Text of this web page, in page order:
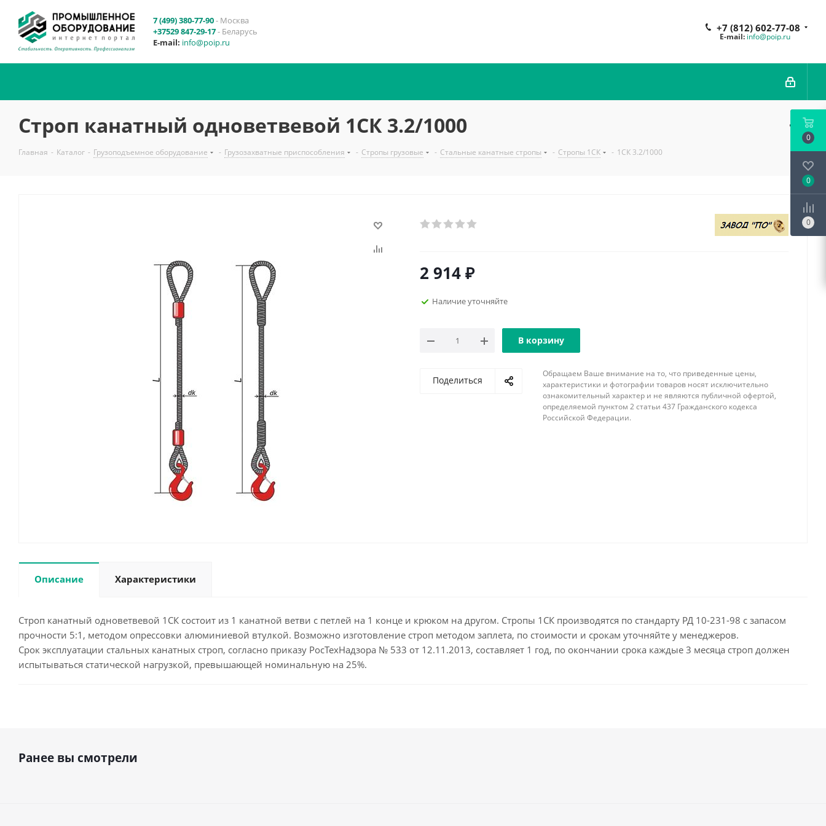
7 (499) 380-77-90- Москва
+37529 847-29-17- Беларусь
E-mail: info@poip.ru
+7 (812) 602-77-08
E-mail: info@poip.ru
Строп канатный одноветвевой 1СК 3.2/1000
Главная - Каталог - Грузоподъемное оборудование - Грузозахватные приспособления - Стропы грузовые - Стальные канатные стропы - Стропы 1СК - 1СК 3.2/1000
2 914₽
Наличие уточняйте
В корзину
Поделиться
Обращаем Ваше внимание на то, что приведенные цены,
характеристики и фотографии товаров носят исключительно
ознакомительный характер и не являются публичной офертой,
определяемой пунктом 2 статьи 437 Гражданского кодекса
Российской Федерации.
Описание Характеристики
Строп канатный одноветвевой 1СК состоит из 1 канатной ветви с петлей на 1 конце и крюком на другом. Стропы 1СК производятся по стандарту РД 10-231-98 с запасом
прочности 5:1, методом опрессовки алюминиевой втулкой. Возможно изготовление строп методом заплета, по стоимости и срокам уточняйте у менеджеров.
Срок эксплуатации стальных канатных строп, согласно приказу РосТехНадзора № 533 от 12.11.2013, составляет 1 год, по окончании срока каждые 3 месяца строп должен
испытываться статической нагрузкой, превышающей номинальную на 25%.
Ранее вы смотрели
0
0
0